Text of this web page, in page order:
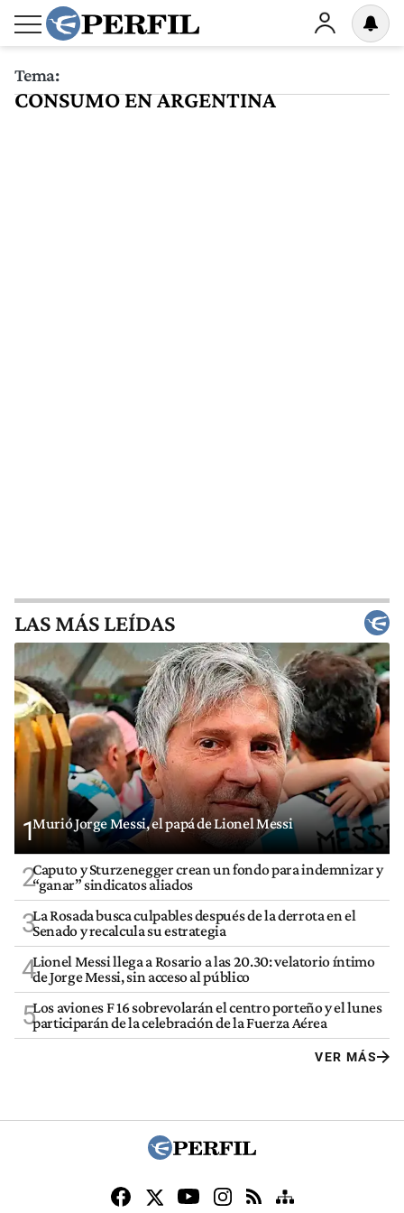
Tema:
CONSUMO EN ARGENTINA
LAS MÁS LEÍDAS
1Murió Jorge Messi, el papá de Lionel Messi
2Caputo y Sturzenegger crean un fondo para indemnizar y
“ganar” sindicatos aliados
3La Rosada busca culpables después de la derrota en el
Senado y recalcula su estrategia
4Lionel Messi llega a Rosario a las 20.30: velatorio íntimo
de Jorge Messi, sin acceso al público
5Los aviones F 16 sobrevolarán el centro porteño y el lunes
participarán de la celebración de la Fuerza Aérea
VER MÁS